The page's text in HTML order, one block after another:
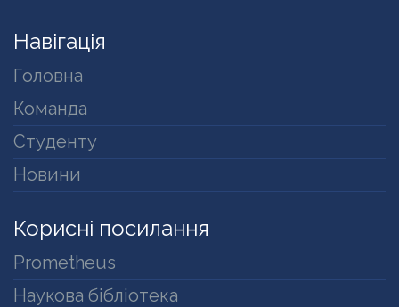
Навігація
Головна
Команда
Студенту
Новини
Корисні посилання
Prometheus
Наукова бібліотека